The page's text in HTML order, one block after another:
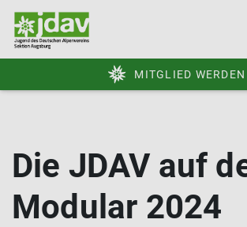
MITGLIED WERDEN
Die JDAV auf
Modular 2024